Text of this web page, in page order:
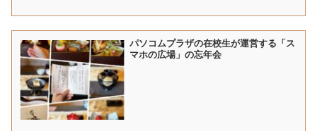
パソコムプラザの在校生が運営する「ス
マホの広場」の忘年会